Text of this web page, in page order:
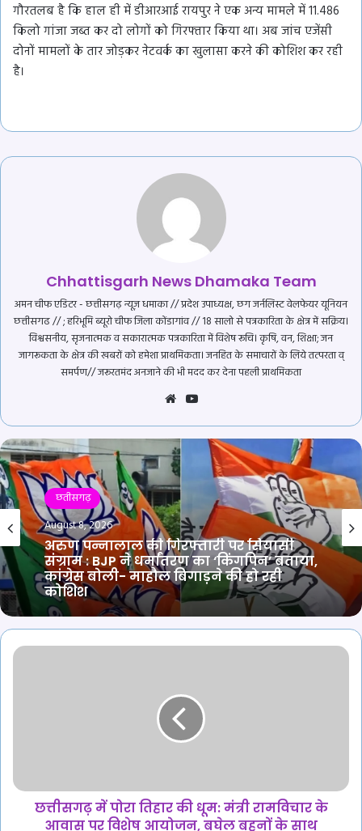
गौरतलब है कि हाल ही में डीआरआई रायपुर ने एक अन्य मामले में 11.486
किलो गांजा जब्त कर दो लोगों को गिरफ्तार किया था। अब जांच एजेंसी
दोनों मामलों के तार जोड़कर नेटवर्क का खुलासा करने की कोशिश कर रही
है।
Chhattisgarh News Dhamaka Team
अमन चीफ एडिटर - छत्तीसगढ़ न्यूज़ धमाका // प्रदेश उपाध्यक्ष, छग जर्नलिस्ट वेलफेयर यूनियन
छत्तीसगढ // ; हरिभूमि ब्यूरो चीफ जिला कोंडागांव // 18 सालो से पत्रकारिता के क्षेत्र में सक्रिय।
विश्वसनीय, सृजनात्मक व सकारात्मक पत्रकारिता में विशेष रूचि। कृषि, वन, शिक्षा; जन
जागरूकता के क्षेत्र की खबरों को हमेशा प्राथमिकता। जनहित के समाचारों के लिये तत्परता व्
समर्पण// जरूरतमंद अनजाने की भी मदद कर देना पहली प्राथमिकता
Website
छतीसगढ़
August 8, 2026
अरुण पन्नालाल की गिरफ्तारी पर सियासी
संग्राम : BJP ने धर्मांतरण का ‘किंगपिन’ बताया,
कांग्रेस बोली- माहौल बिगाड़ने की हो रही
कोशिश
छत्तीसगढ़
के
आवासछत्तीसगढ़ में पोरा तिहार की धूम: मंत्री रामविचार के
आवास पर विशेष आयोजन, बघेल बहनों के साथ